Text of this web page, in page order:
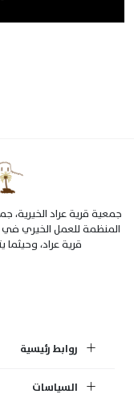
جمعية قرية عراد الخيرية،
المنظمة للعمل الخيري
قرية عراد، وحيثما
روابط رئيسية
السياسات